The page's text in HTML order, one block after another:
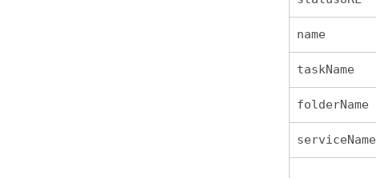
name
taskName
folderName
serviceName